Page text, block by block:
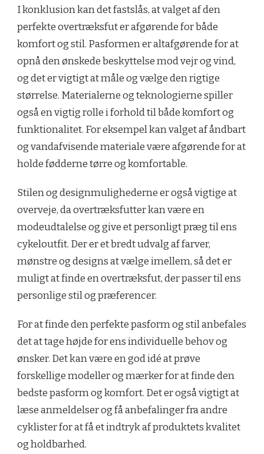
I konklusion kan det fastslås, at valget af den
perfekte overtræksfut er afgørende for både
komfort og stil. Pasformen er altafgørende for at
opnå den ønskede beskyttelse mod vejr og vind,
og det er vigtigt at måle og vælge den rigtige
størrelse. Materialerne og teknologierne spiller
også en vigtig rolle i forhold til både komfort og
funktionalitet. For eksempel kan valget af åndbart
og vandafvisende materiale være afgørende for at
holde fødderne tørre og komfortable.
Stilen og designmulighederne er også vigtige at
overveje, da overtræksfutter kan være en
modeudtalelse og give et personligt præg til ens
cykeloutfit. Der er et bredt udvalg af farver,
mønstre og designs at vælge imellem, så det er
muligt at finde en overtræksfut, der passer til ens
personlige stil og præferencer.
For at finde den perfekte pasform og stil anbefales
det at tage højde for ens individuelle behov og
ønsker. Det kan være en god idé at prøve
forskellige modeller og mærker for at finde den
bedste pasform og komfort. Det er også vigtigt at
læse anmeldelser og få anbefalinger fra andre
cyklister for at få et indtryk af produktets kvalitet
og holdbarhed.